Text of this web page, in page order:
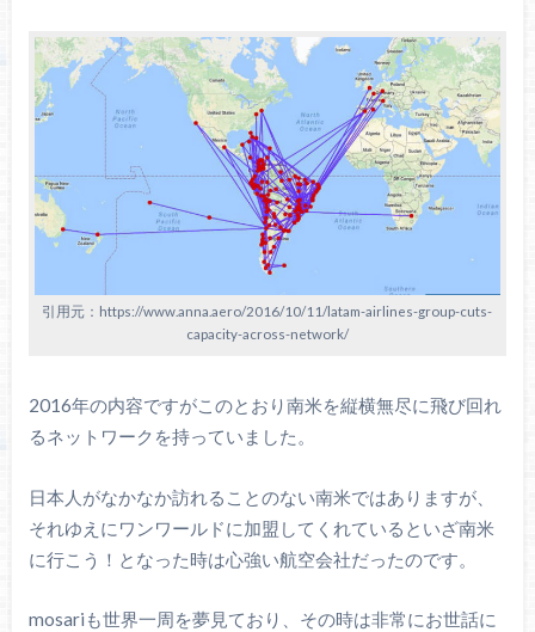
引用元：https://www.anna.aero/2016/10/11/latam-airlines-group-cuts-
capacity-across-network/
2016年の内容ですがこのとおり南米を縦横無尽に飛び回れ
るネットワークを持っていました。
日本人がなかなか訪れることのない南米ではありますが、
それゆえにワンワールドに加盟してくれているといざ南米
に行こう！となった時は心強い航空会社だったのです。
mosariも世界一周を夢見ており、その時は非常にお世話に